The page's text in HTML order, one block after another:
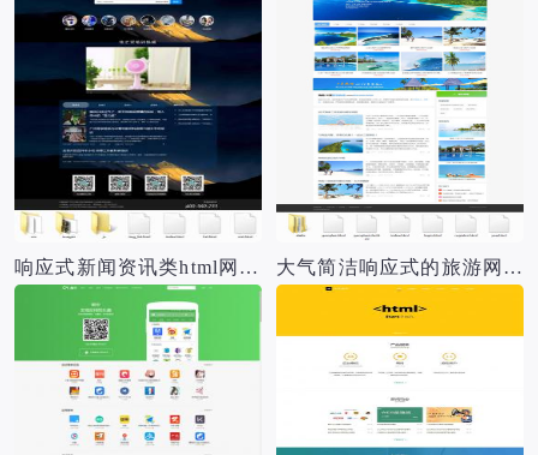
响应式新闻资讯类html网页模板 大气简洁响应式的旅游网站模板